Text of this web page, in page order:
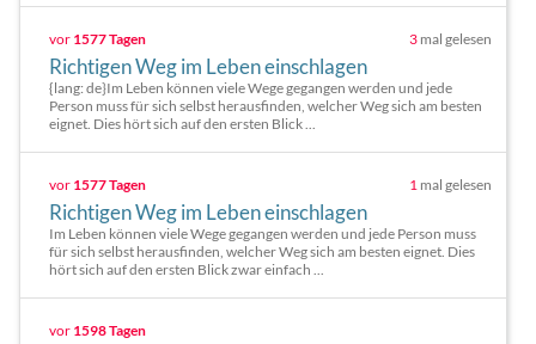
vor 1577 Tagen 3 mal gelesen
Richtigen Weg im Leben einschlagen
{lang: de}Im Leben können viele Wege gegangen werden und jede
Person muss für sich selbst herausfinden, welcher Weg sich am besten
eignet. Dies hört sich auf den ersten Blick ...
vor 1577 Tagen 1 mal gelesen
Richtigen Weg im Leben einschlagen
Im Leben können viele Wege gegangen werden und jede Person muss
für sich selbst herausfinden, welcher Weg sich am besten eignet. Dies
hört sich auf den ersten Blick zwar einfach ...
vor 1598 Tagen